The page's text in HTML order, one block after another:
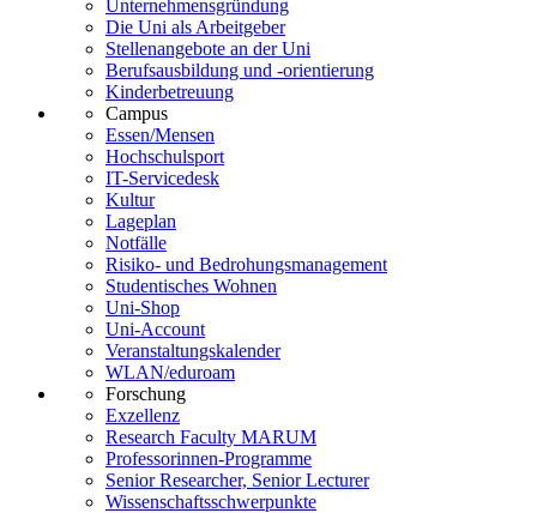
Unternehmensgründung
Die Uni als Arbeitgeber
Stellenangebote an der Uni
Berufsausbildung und -orientierung
Kinderbetreuung
Campus
Essen/Mensen
Hochschulsport
IT-Servicedesk
Kultur
Lageplan
Notfälle
Risiko- und Bedrohungsmanagement
Studentisches Wohnen
Uni-Shop
Uni-Account
Veranstaltungskalender
WLAN/eduroam
Forschung
Exzellenz
Research Faculty MARUM
Professorinnen-Programme
Senior Researcher, Senior Lecturer
Wissenschaftsschwerpunkte